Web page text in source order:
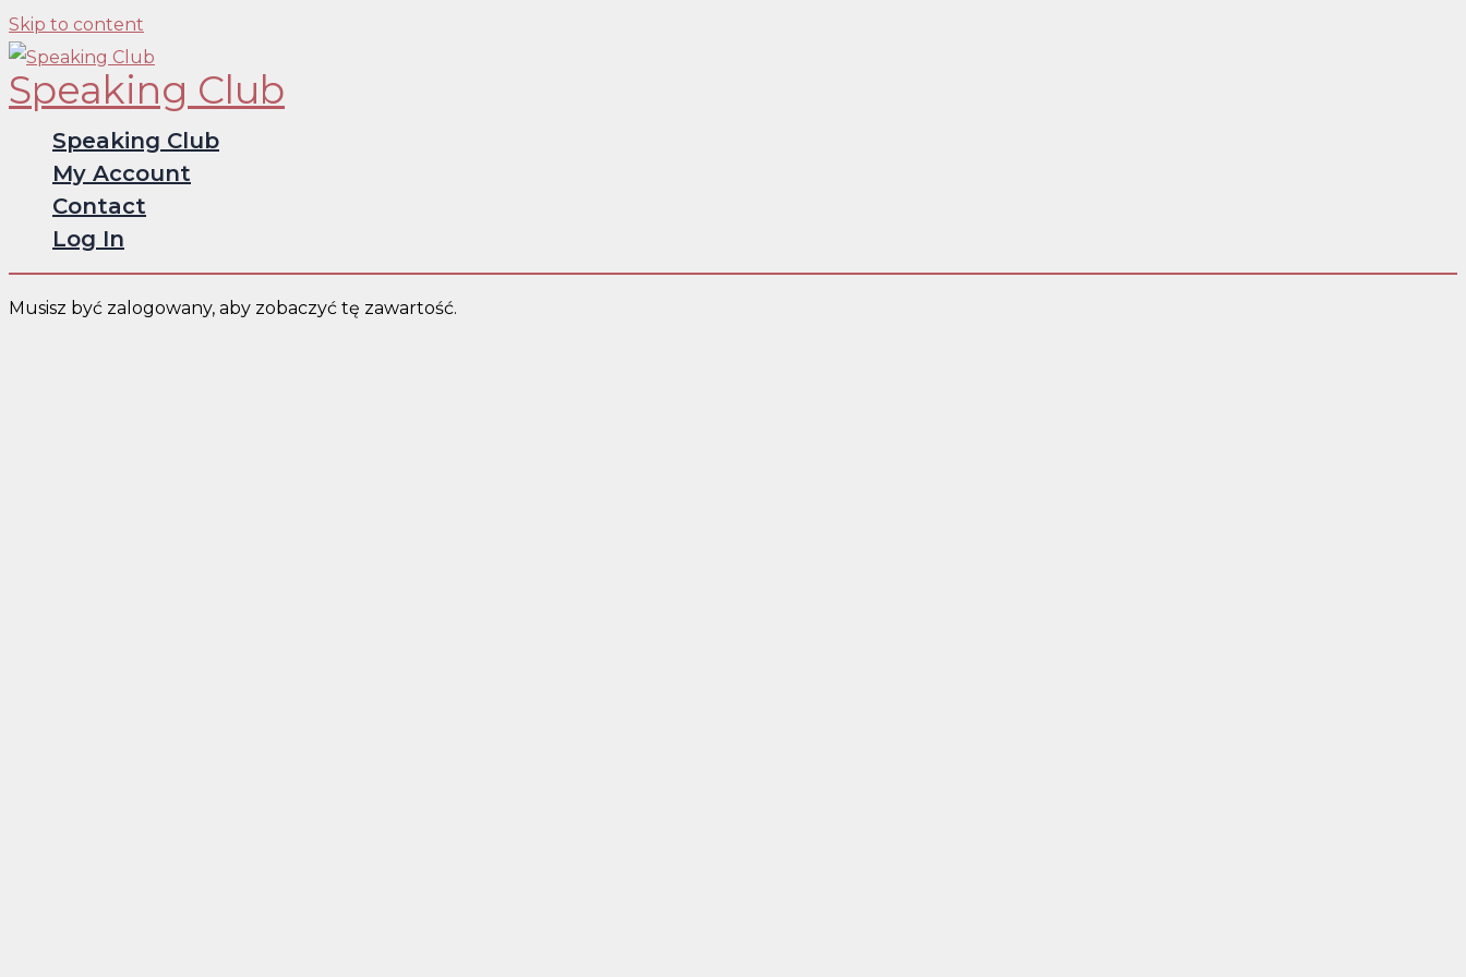
Skip to content
Speaking Club
Speaking Club
My Account
Contact
Log In
Musisz być zalogowany, aby zobaczyć tę zawartość.